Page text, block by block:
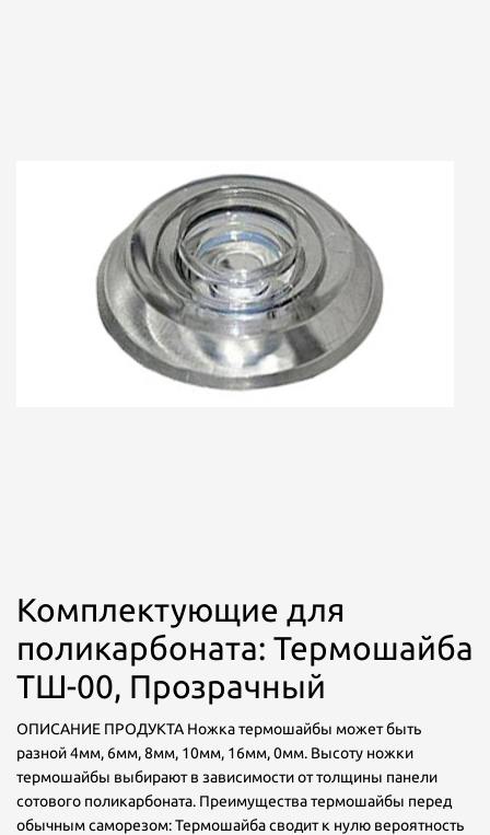
Примечание: Настоящим подтверждаю, что персональные данные, указанные
мною в настоящей Форме, полностью соответствуют Федеральному закону «О
персональных данных» от 27 июля 2006 г. № 152-ФЗ (в частности, пп. 10 п. 1 ст. 6,
ст. 8, пп. 4 п. 2 ст. 22), а также выражаю свое согласие на их обработку (в том числе
посредством поручения такой обработки специализированной организации). При
этом компания обязуется обрабатывать персональные данные, соблюдая их
конфиденциальность и безопасность.
Комплектующие для
поликарбоната: Термошайба
ТШ-00, Прозрачный
ОПИСАНИЕ ПРОДУКТА Ножка термошайбы может быть
разной 4мм, 6мм, 8мм, 10мм, 16мм, 0мм. Высоту ножки
термошайбы выбирают в зависимости от толщины панели
сотового поликарбоната. Преимущества термошайбы перед
обычным саморезом: Термошайба сводит к нулю вероятность